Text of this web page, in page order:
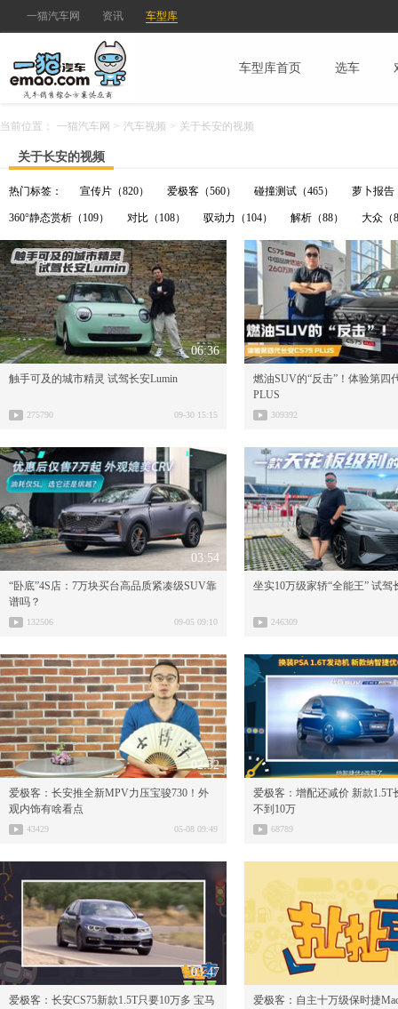
一猫汽车网 资讯 车型库
车型库首页 选车
当前位置： 一猫汽车网 > 汽车视频 > 关于长安的视频
关于长安的视频
热门标签： 宣传片（820） 爱极客（560） 碰撞测试（465） 萝卜报告
360°静态赏析（109） 对比（108） 驭动力（104） 解析（88） 大众（
06:36
触手可及的城市精灵 试驾长安Lumin
275790 09-30 15:15
燃油SUV的“反击”！体验第四
PLUS
309392
03:54
“卧底”4S店：7万块买台高品质紧凑级SUV靠
谱吗？
132506 09-05 09:10
坐实10万级家轿“全能王” 试驾
246309
02:32
爱极客：长安推全新MPV力压宝骏730！外
观内饰有啥看点
43429 05-08 09:49
爱极客：增配还减价 新款1.5T
不到10万
68789
03:47
爱极客：长安CS75新款1.5T只要10万多 宝马
爱极客：自主十万级保时捷